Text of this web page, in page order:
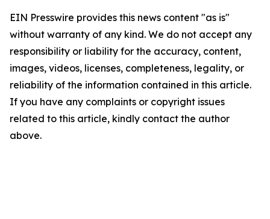
EIN Presswire provides this news content "as is"
without warranty of any kind. We do not accept any
responsibility or liability for the accuracy, content,
images, videos, licenses, completeness, legality, or
reliability of the information contained in this article.
If you have any complaints or copyright issues
related to this article, kindly contact the author
above.